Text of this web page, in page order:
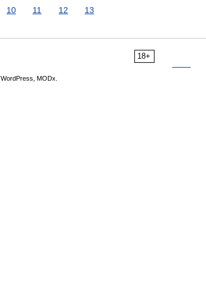
10 11 12 13
18+
WordPress, MODx.